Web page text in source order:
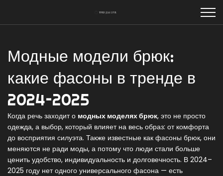
Модные модели брюк:
какие фасоны в тренде в
2024–2025
Когда речь заходит о модных моделях брюк, это не просто
одежда, а выбор, который влияет на весь образ: от комфорта
до восприятия силуэта. Также известные как фасоны брюк, они
меняются не ради моды, а потому что люди стали больше
ценить удобство, индивидуальность и долговечность. В 2024–
2025 году нет одного универсального фасона — есть